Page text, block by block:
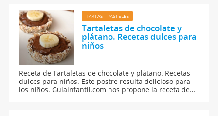
TARTAS - PASTELES
Tartaletas de chocolate y
plátano. Recetas dulces para
niños
Receta de Tartaletas de chocolate y plátano. Recetas
dulces para niños. Este postre resulta delicioso para
los niños. Guiainfantil.com nos propone la receta de